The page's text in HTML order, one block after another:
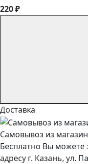
220 ₽
Доставка
Самовывоз из
Бесплатно Вы можете
адресу г. Казань, ул.